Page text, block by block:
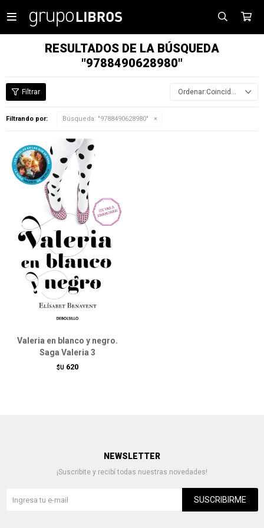

RESULTADOS DE LA BÚSQUEDA
"9788490628980"
Coincidencia
Filtrando por: Búsqueda: "9788490628980"
Valeria en blanco y negro.
Saga Valeria 3
$U 620
NEWSLETTER
¡Suscribite y recibí todas nuestras novedades!
SUSCRIBIRME